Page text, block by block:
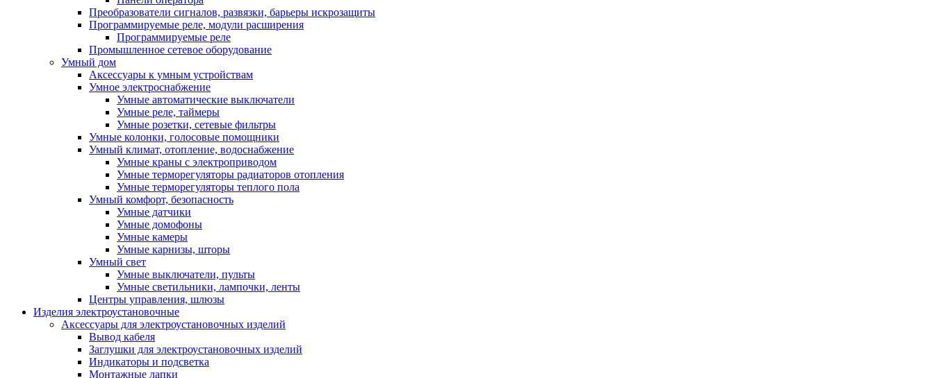
Преобразователи сигналов, развязки, барьеры искрозащиты
Программируемые реле, модули расширения
Программируемые реле
Промышленное сетевое оборудование
Умный дом
Аксессуары к умным устройствам
Умное электроснабжение
Умные автоматические выключатели
Умные реле, таймеры
Умные розетки, сетевые фильтры
Умные колонки, голосовые помощники
Умный климат, отопление, водоснабжение
Умные краны с электроприводом
Умные терморегуляторы радиаторов отопления
Умные терморегуляторы теплого пола
Умный комфорт, безопасность
Умные датчики
Умные домофоны
Умные камеры
Умные карнизы, шторы
Умный свет
Умные выключатели, пульты
Умные светильники, лампочки, ленты
Центры управления, шлюзы
Изделия электроустановочные
Аксессуары для электроустановочных изделий
Вывод кабеля
Заглушки для электроустановочных изделий
Индикаторы и подсветка
Монтажные лапки